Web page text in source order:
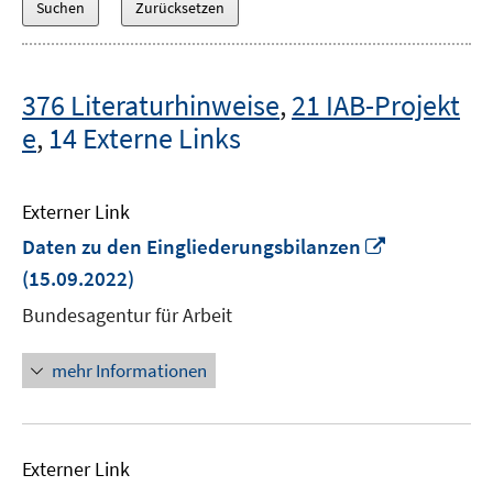
376 Literaturhinweise,21 IAB-Projekt
e, 14 Externe Links
Externer Link
Daten zu den Eingliederungsbilanzen
(15.09.2022)
Bundesagentur für Arbeit
mehr Informationen
Externer Link